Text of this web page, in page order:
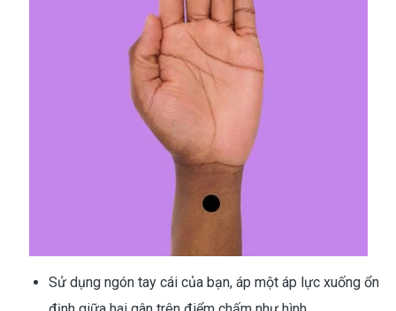
Sử dụng ngón tay cái của bạn, áp một áp lực xuống ổn